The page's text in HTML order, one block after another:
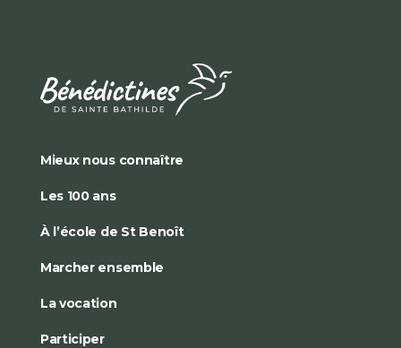
Mieux nous connaître
Les 100 ans
À l’école de St Benoît
Marcher ensemble
La vocation
Participer